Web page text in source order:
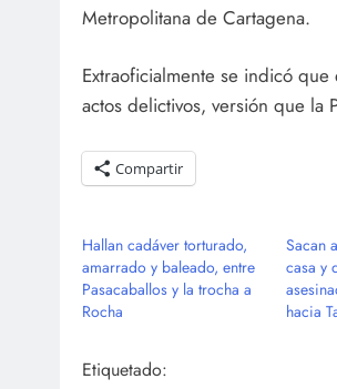
Metropolitana de Cartagena.
Extraoficialmente se indicó
actos delictivos, versión que la
Compartir
Hallan cadáver torturado,
amarrado y baleado, entre
Pasacaballos y la trocha a
Rocha
Sacan
casa y
hacia
Etiquetado: